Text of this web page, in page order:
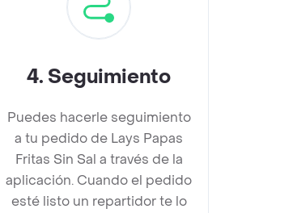
4. Seguimiento
Puedes hacerle seguimiento
a tu pedido de Lays Papas
Fritas Sin Sal a través de la
aplicación. Cuando el pedido
esté listo un repartidor te lo